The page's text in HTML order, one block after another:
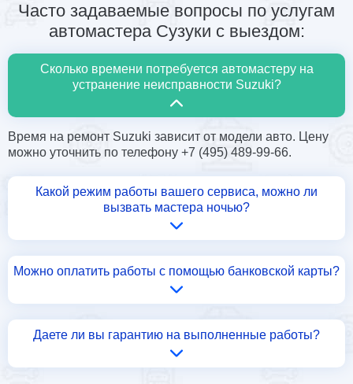
Часто задаваемые вопросы по услугам
автомастера Сузуки с выездом:
Сколько времени потребуется автомастеру на
устранение неисправности Suzuki?
Время на ремонт Suzuki зависит от модели авто. Цену
можно уточнить по телефону +7 (495) 489-99-66.
Какой режим работы вашего сервиса, можно ли
вызвать мастера ночью?
Можно оплатить работы с помощью банковской карты?
Даете ли вы гарантию на выполненные работы?